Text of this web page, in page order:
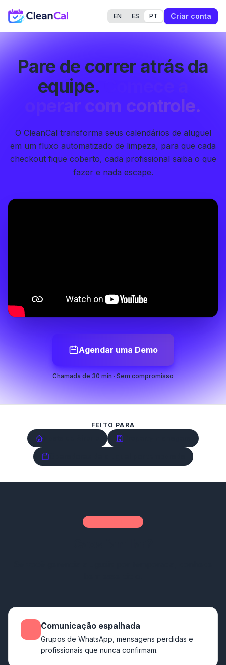
EN ES PT Criar conta
Pare de correr atrás da
equipe.
operar com controle.
O CleanCal transforma seus calendários de aluguel
em um fluxo automatizado de limpeza, para que cada
checkout fique coberto, cada profissional saiba o que
fazer e nada escape.
Agendar uma Demo
Chamada de 30 min · Sem compromisso
FEITO PARA
Comunicação espalhada
Grupos de WhatsApp, mensagens perdidas e
profissionais que nunca confirmam.